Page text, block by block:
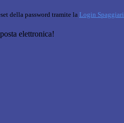
della password tramite la Login Spaggiari
elettronica!